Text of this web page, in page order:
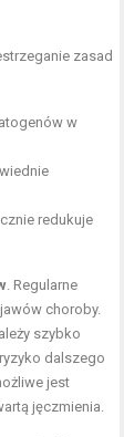
zasad
w
redukuje
. Regularne
choroby.
szybko
dalszego
jest
jęczmienia.